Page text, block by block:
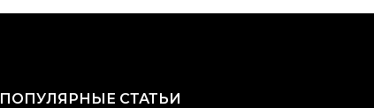
ПОПУЛЯРНЫЕ СТАТЬИ